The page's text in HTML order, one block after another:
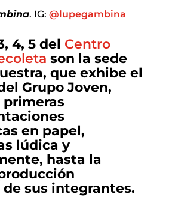
. IG: @lupegambina
4, 5 del Centro
son la sede
que exhibe el
Grupo Joven,
primeras
en papel,
lúdica y
hasta la
sus integrantes.